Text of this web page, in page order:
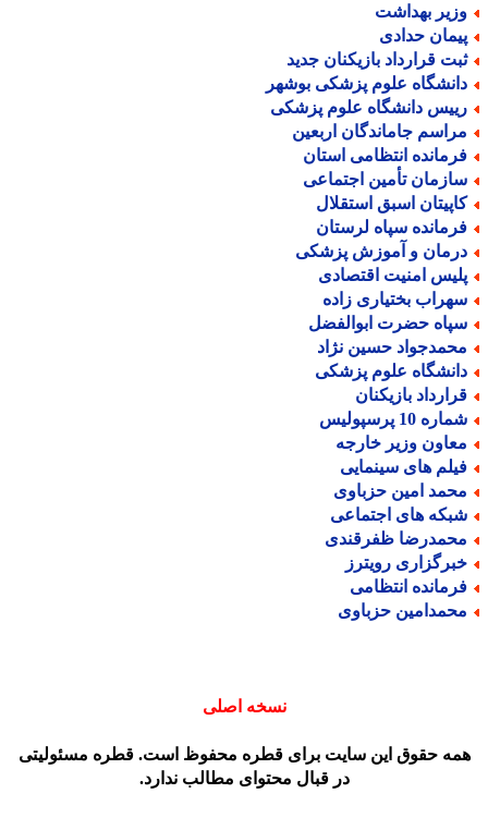
بهداشت
حدادی
قرارداد بازیکنان جدید
علوم پزشکی بوشهر
دانشگاه علوم پزشکی
جاماندگان اربعین
انتظامی استان
تأمین اجتماعی
اسبق استقلال
سپاه لرستان
و آموزش پزشکی
امنیت اقتصادی
بختیاری زاده
حضرت ابوالفضل
حسین نژاد
علوم پزشکی
بازیکنان
10 پرسپولیس
وزیر خارجه
های سینمایی
امین حزباوی
های اجتماعی
ظفرقندی
رویترز
انتظامی
حزباوی
نسخه اصلی
حقوق این سایت برای قطره محفوظ است. قطره مسئولیتی
در قبال محتوای مطالب ندارد.